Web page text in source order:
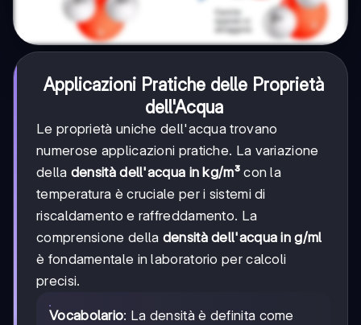
Applicazioni Pratiche delle Proprietà
dell'Acqua
Le proprietà uniche dell'acqua trovano
numerose applicazioni pratiche. La variazione
della densità dell'acqua in kg/m³con la
temperatura è cruciale per i sistemi di
riscaldamento e raffreddamento. La
comprensione della densità dell'acqua in g/ml
è fondamentale in laboratorio per calcoli
precisi.
Vocabolario: La densità è definita come